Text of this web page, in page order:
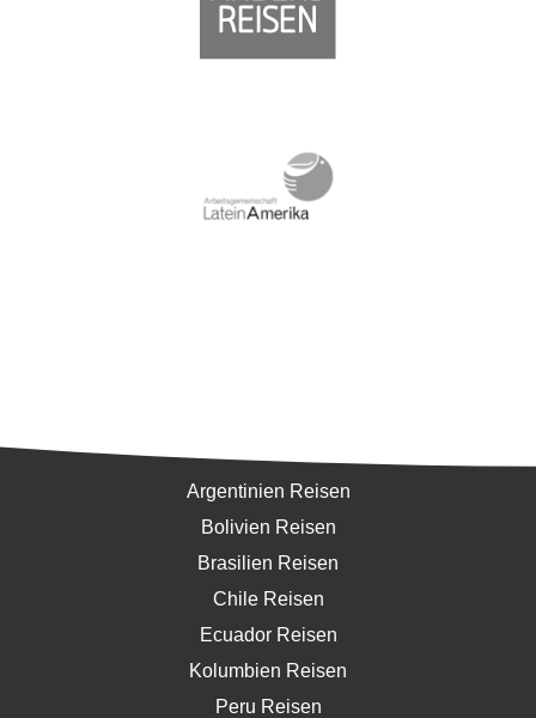
Argentinien Reisen
Bolivien Reisen
Brasilien Reisen
Chile Reisen
Ecuador Reisen
Kolumbien Reisen
Peru Reisen